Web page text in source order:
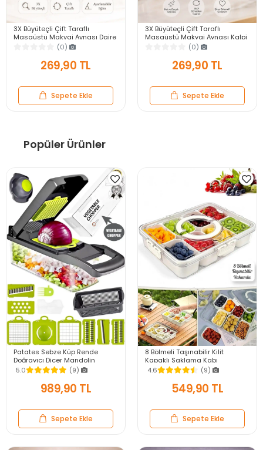
3X Büyüteçli Çift Taraflı
Masaüstü Makyaj Aynası Daire
Siyah Rose Gold Standlı
Dekoratif Yakın Ayna
(0)
269,90 TL
Sepete Ekle
3X Büyüteçli Çift Taraflı
Masaüstü Makyaj Aynası Kalpi
Siyah Rose Gold Standlı
Dekoratif Yakın Ayna
(0)
269,90 TL
Sepete Ekle
Popüler Ürünler
Patates Sebze Küp Rende
Doğrayıcı Dicer Mandolin
Dilimleyici Jülyen Kesici
Vegetable Chopper Seti
5.0 (9)
989,90 TL
Sepete Ekle
8 Bölmeli Taşınabilir Kilit
Kapaklı Saklama Kabı
Kahvaltılık Organizer Piknik Seti
Gıda Kutusu
4.6 (9)
549,90 TL
Sepete Ekle